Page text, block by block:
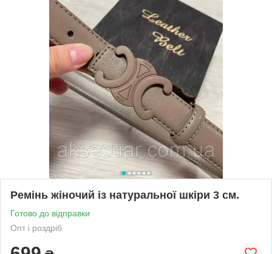
Ремінь жіночий із натуральної шкіри 3 см.
Готово до відправки
Опт і роздріб